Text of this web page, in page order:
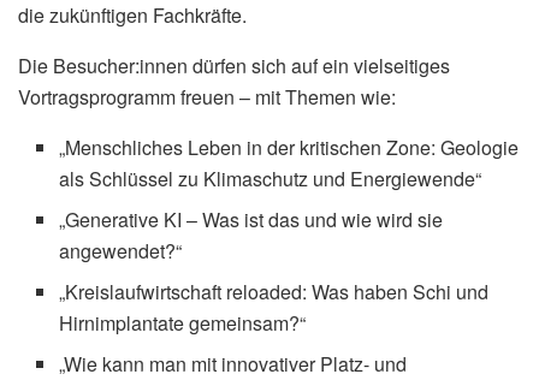
die zukünftigen Fachkräfte.
Die Besucher:innen dürfen sich auf ein vielseitiges
Vortragsprogramm freuen – mit Themen wie:
„Menschliches Leben in der kritischen Zone: Geologie
als Schlüssel zu Klimaschutz und Energiewende“
„Generative KI – Was ist das und wie wird sie
angewendet?“
„Kreislaufwirtschaft reloaded: Was haben Schi und
Hirnimplantate gemeinsam?“
„Wie kann man mit innovativer Platz- und